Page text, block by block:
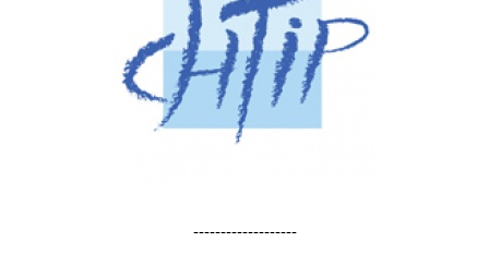
-------------------